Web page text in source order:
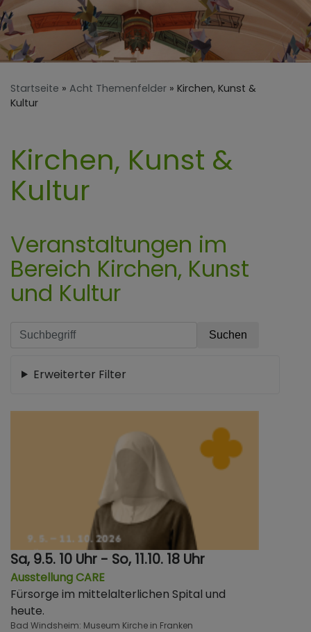
Startseite Acht Themenfelder
Kirchen, Kunst &
Kultur
Kirchen, Kunst &
Kultur
Veranstaltungen im
Bereich Kirchen, Kunst
und Kultur
Erweiterter Filter
Sa, 9.5. 10 Uhr - So, 11.10. 18 Uhr
Ausstellung CARE
Fürsorge im mittelalterlichen Spital und
heute.
Bad Windsheim Museum Kirche in Franken